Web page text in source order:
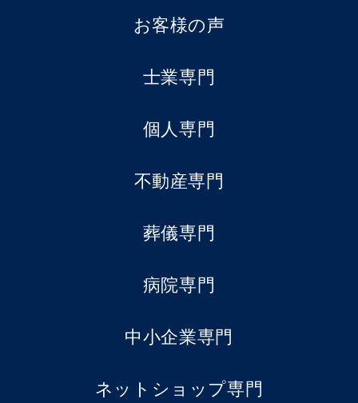
お客様の声
士業専門
個人専門
不動産専門
葬儀専門
病院専門
中小企業専門
ネットショップ専門